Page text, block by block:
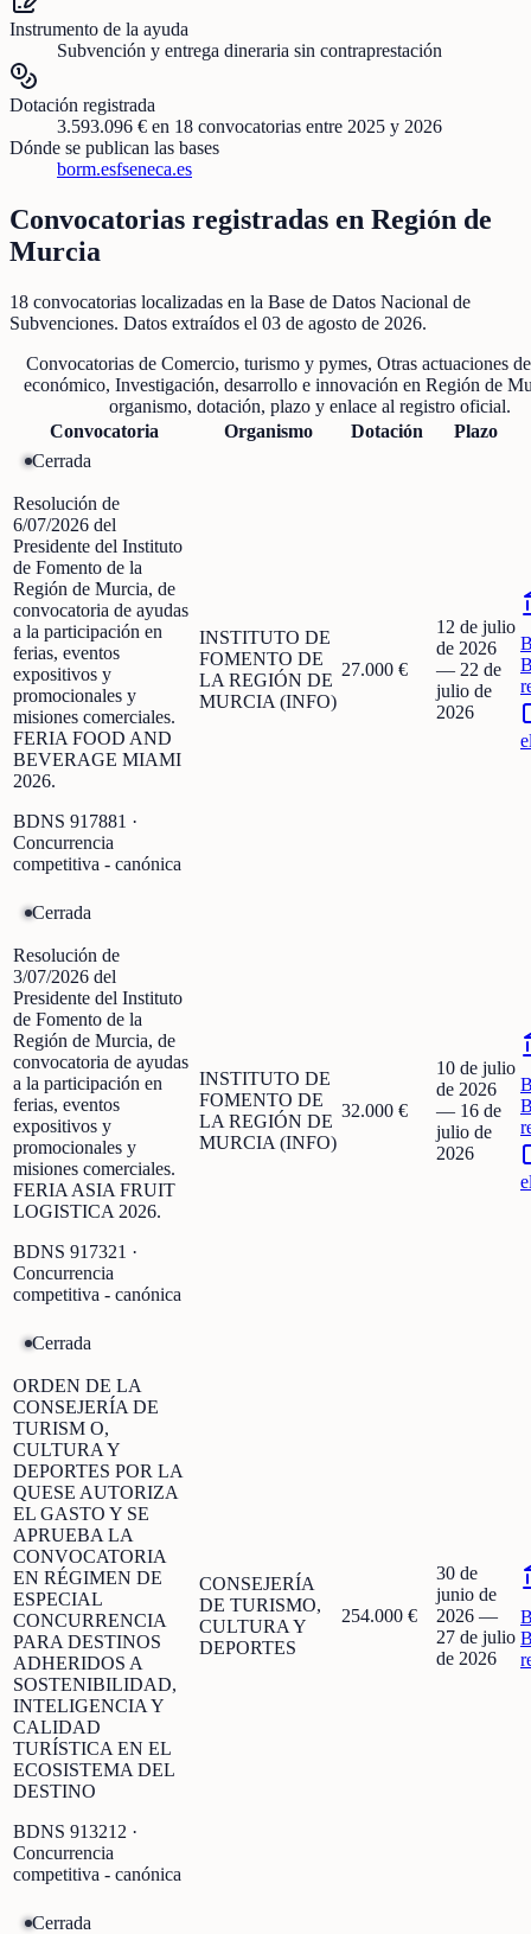
Instrumento de la ayuda
Subvención y entrega dineraria sin contraprestación
Dotación registrada
3.593.096 € en 18 convocatorias entre 2025 y 2026
Dónde se publican las bases
borm.esfseneca.es
Convocatorias registradas en Región de
Murcia
18 convocatorias localizadas en la Base de Datos Nacional de
Subvenciones. Datos extraídos el 03 de agosto de 2026.
Convocatorias de Comercio, turismo y pymes, Otras actuaciones
económico, Investigación, desarrollo e innovación en Región de
organismo, dotación, plazo y enlace al registro oficial.
Convocatoria
Organismo Dotación
Plazo
Cerrada
Resolución de
6/07/2026 del
Presidente del Instituto
de Fomento de la
Región de Murcia, de
convocatoria de ayudas
a la participación en
ferias, eventos
expositivos y
promocionales y
misiones comerciales.
FERIA FOOD AND
BEVERAGE MIAMI
2026.
BDNS 917881 ·
Concurrencia
competitiva - canónica
INSTITUTO DE
FOMENTO DE
LA REGIÓN DE
MURCIA (INFO)
27.000 €
12 de julio
de 2026
— 22 de
julio de
2026
Cerrada
Resolución de
3/07/2026 del
Presidente del Instituto
de Fomento de la
Región de Murcia, de
convocatoria de ayudas
a la participación en
ferias, eventos
expositivos y
promocionales y
misiones comerciales.
FERIA ASIA FRUIT
LOGISTICA 2026.
BDNS 917321 ·
Concurrencia
competitiva - canónica
INSTITUTO DE
FOMENTO DE
LA REGIÓN DE
MURCIA (INFO)
32.000 €
10 de julio
de 2026
— 16 de
julio de
2026
Cerrada
ORDEN DE LA
CONSEJERÍA DE
TURISM O,
CULTURA Y
DEPORTES POR LA
QUESE AUTORIZA
EL GASTO Y SE
APRUEBA LA
CONVOCATORIA
EN RÉGIMEN DE
ESPECIAL
CONCURRENCIA
PARA DESTINOS
ADHERIDOS A
SOSTENIBILIDAD,
INTELIGENCIA Y
CALIDAD
TURÍSTICA EN EL
ECOSISTEMA DEL
DESTINO
BDNS 913212 ·
Concurrencia
competitiva - canónica
CONSEJERÍA
DE TURISMO,
CULTURA Y
DEPORTES
254.000 €
30 de
junio de
2026 —
27 de julio
de 2026
Cerrada